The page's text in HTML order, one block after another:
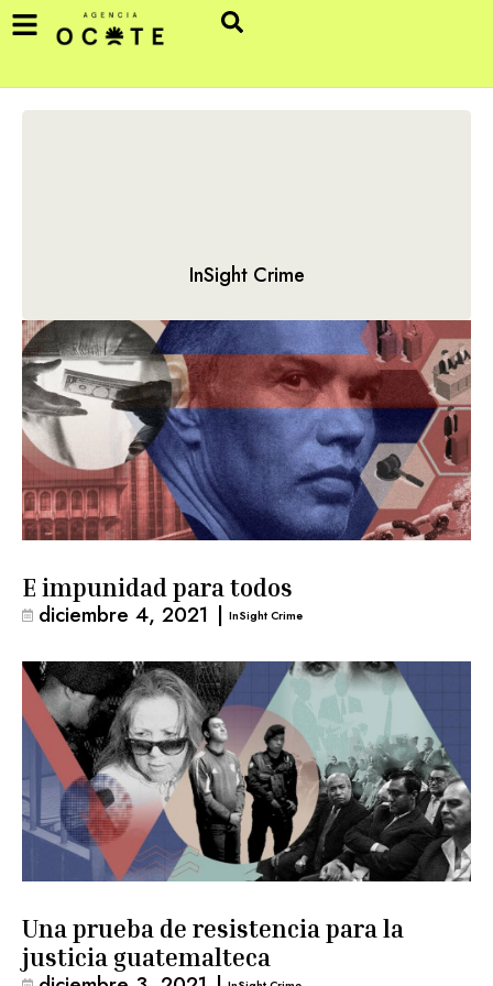
InSight Crime
E impunidad para todos
diciembre 4, 2021 | InSight Crime
Una prueba de resistencia para la
justicia guatemalteca